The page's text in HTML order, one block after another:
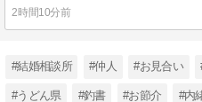
2時間10分前
#結婚相談所 #仲人 #お見合い
#うどん県 #釣書 #お節介 #内